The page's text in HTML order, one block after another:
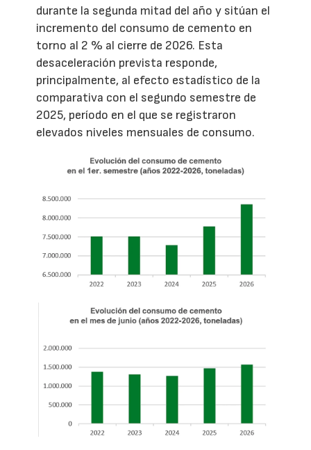
durante la segunda mitad del año y sitúan el
incremento del consumo de cemento en
torno al 2 % al cierre de 2026. Esta
desaceleración prevista responde,
principalmente, al efecto estadístico de la
comparativa con el segundo semestre de
2025, período en el que se registraron
elevados niveles mensuales de consumo.